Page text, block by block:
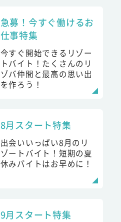
急募！今すぐ働けるお
仕事特集
今すぐ開始できるリゾー
トバイト！たくさんのリ
ゾバ仲間と最高の思い出
を作ろう！
8月スタート特集
出会いいっぱい8月のリ
ゾートバイト！短期の夏
休みバイトはお早めに！
9月スタート特集